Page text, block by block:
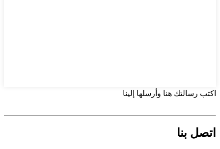
اكتب رسالتك هنا وأرسلها إلينا
اتصل بنا